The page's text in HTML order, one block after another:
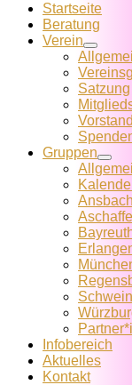
Startseite
Beratung
Verein
Satzung
Vorstand
Gruppen
Ansbach
Infobereich
Aktuelles
Kontakt